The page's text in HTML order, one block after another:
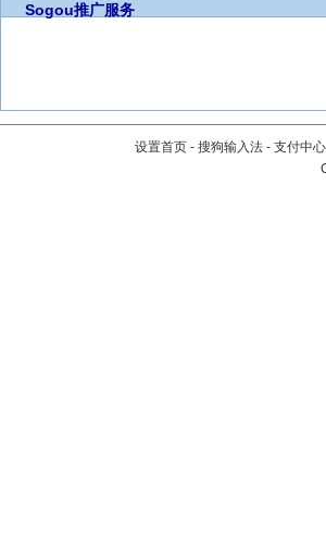
Sogou推广服务
设置首页 - 搜狗输入法 - 支付中心